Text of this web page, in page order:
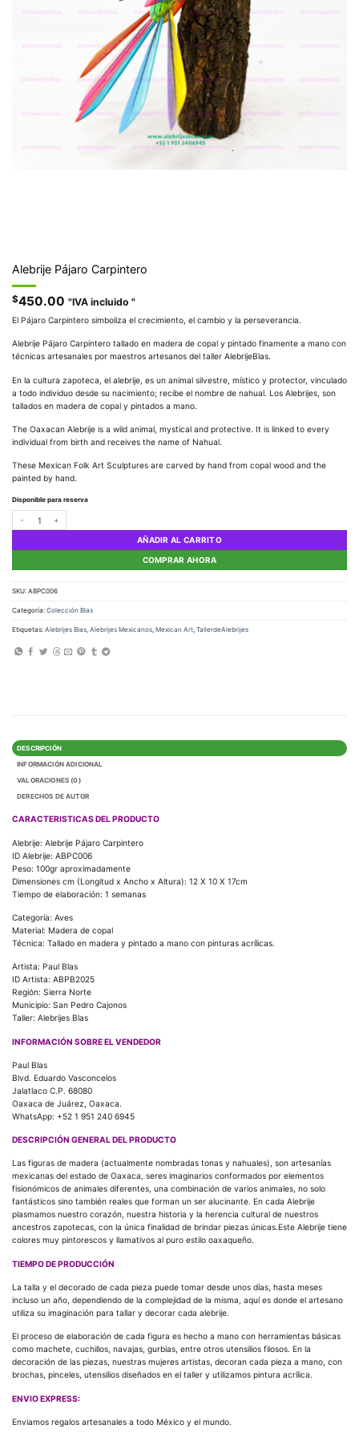
Alebrije Pájaro Carpintero
$450.00 "IVA incluido "
El Pájaro Carpintero simboliza el crecimiento, el cambio y la perseverancia.
Alebrije Pájaro Carpintero tallado en madera de copal y pintado finamente a mano con
técnicas artesanales por maestros artesanos del taller AlebrijeBlas.
En la cultura zapoteca, el alebrije, es un animal silvestre, místico y protector, vinculado
a todo individuo desde su nacimiento; recibe el nombre de nahual. Los Alebrijes, son
tallados en madera de copal y pintados a mano.
The Oaxacan Alebrije is a wild animal, mystical and protective. It is linked to every
individual from birth and receives the name of Nahual.
These Mexican Folk Art Sculptures are carved by hand from copal wood and the
painted by hand.
Disponible para reserva
AÑADIR AL CARRITO
COMPRAR AHORA
SKU: ABPC006
Categoría: Colección Blas
Etiquetas: Alebrijes Blas Alebrijes Mexicanos Mexican Art TallerdeAlebrijes
DESCRIPCIÓN
INFORMACIÓN ADICIONAL
VALORACIONES (0)
DERECHOS DE AUTOR
CARACTERISTICAS DEL PRODUCTO
Alebrije: Alebrije Pájaro Carpintero
ID Alebrije: ABPC006
Peso: 100gr aproximadamente
Dimensiones cm (Longitud x Ancho x Altura): 12 X 10 X 17cm
Tiempo de elaboración: 1 semanas
Categoría: Aves
Material: Madera de copal
Técnica: Tallado en madera y pintado a mano con pinturas acrílicas.
Artista: Paul Blas
ID Artista: ABPB2025
Región: Sierra Norte
Municipio: San Pedro Cajonos
Taller: Alebrijes Blas
INFORMACIÓN SOBRE EL VENDEDOR
Paul Blas
Blvd. Eduardo Vasconcelos
Jalatlaco C.P. 68080
Oaxaca de Juárez, Oaxaca.
WhatsApp: +52 1 951 240 6945
DESCRIPCIÓN GENERAL DEL PRODUCTO
Las figuras de madera (actualmente nombradas tonas y nahuales), son artesanías
mexicanas del estado de Oaxaca, seres imaginarios conformados por elementos
fisionómicos de animales diferentes, una combinación de varios animales, no solo
fantásticos sino también reales que forman un ser alucinante. En cada Alebrije
plasmamos nuestro corazón, nuestra historia y la herencia cultural de nuestros
ancestros zapotecas, con la única finalidad de brindar piezas únicas.Este Alebrije tiene
colores muy pintorescos y llamativos al puro estilo oaxaqueño.
TIEMPO DE PRODUCCIÓN
La talla y el decorado de cada pieza puede tomar desde unos días, hasta meses
incluso un año, dependiendo de la complejidad de la misma, aquí es donde el artesano
utiliza su imaginación para tallar y decorar cada alebrije.
El proceso de elaboración de cada figura es hecho a mano con herramientas básicas
como machete, cuchillos, navajas, gurbias, entre otros utensilios filosos. En la
decoración de las piezas, nuestras mujeres artistas, decoran cada pieza a mano, con
brochas, pinceles, utensilios diseñados en el taller y utilizamos pintura acrílica.
ENVIO EXPRESS:
Enviamos regalos artesanales a todo México y el mundo.